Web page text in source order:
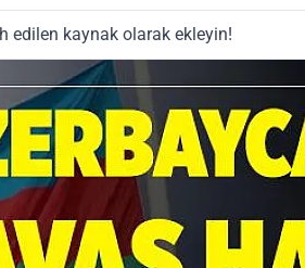
edilen kaynak olarak ekleyin!